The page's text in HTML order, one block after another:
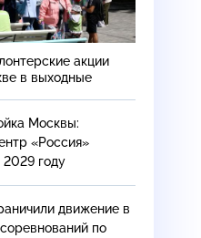
акции
в выходные
Москвы:
«Россия»
2029 году
движение в
по